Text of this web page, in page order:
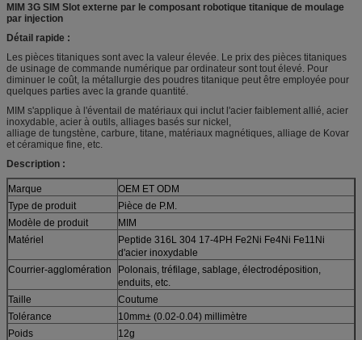
MIM 3G SIM Slot externe par le composant robotique titanique de moulage
par injection
Détail rapide :
Les pièces titaniques sont avec la valeur élevée. Le prix des pièces titaniques
de usinage de commande numérique par ordinateur sont tout élevé. Pour
diminuer le coût, la métallurgie des poudres titanique peut être employée pour
quelques parties avec la grande quantité.
MIM s'applique à l'éventail de matériaux qui inclut l'acier faiblement allié, acier
inoxydable, acier à outils, alliages basés sur nickel,
alliage de tungstène, carbure, titane, matériaux magnétiques, alliage de Kovar
et céramique fine, etc.
Description :
Marque
OEM ET ODM
Type de produit
Pièce de P.M.
Modèle de produit
MIM
Matériel
Peptide 316L 304 17-4PH Fe2Ni Fe4Ni Fe11Ni
d'acier inoxydable
Courrier-agglomération
Polonais, tréfilage, sablage, électrodéposition,
enduits, etc.
Taille
Coutume
Tolérance
10mm± (0.02-0.04) millimètre
Poids
12g